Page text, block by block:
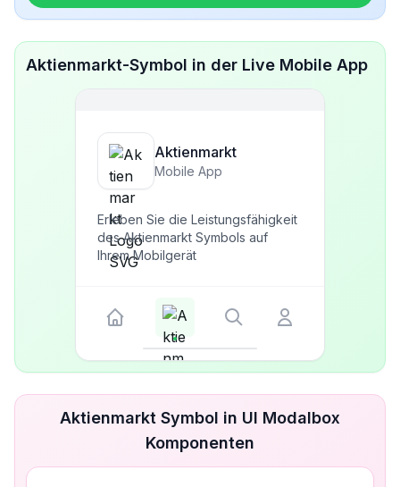
Aktienmarkt-Symbol in der Live Mobile App
Aktienmarkt
Mobile App
Erleben Sie die Leistungsfähigkeit
des Aktienmarkt Symbols auf
Ihrem Mobilgerät
Aktienmarkt Symbol in UI Modalbox
Komponenten